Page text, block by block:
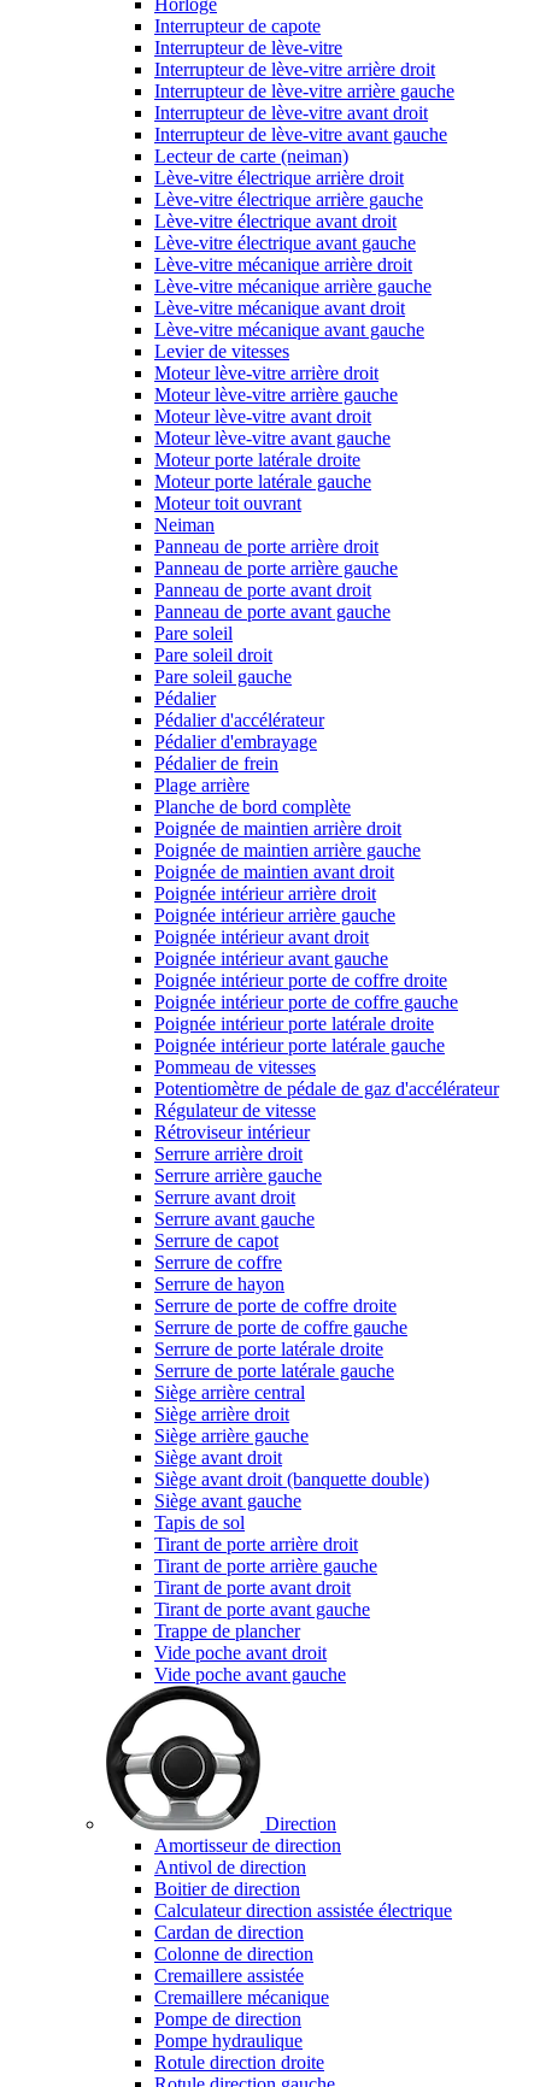
Horloge
Interrupteur de capote
Interrupteur de lève-vitre
Interrupteur de lève-vitre arrière droit
Interrupteur de lève-vitre arrière gauche
Interrupteur de lève-vitre avant droit
Interrupteur de lève-vitre avant gauche
Lecteur de carte (neiman)
Lève-vitre électrique arrière droit
Lève-vitre électrique arrière gauche
Lève-vitre électrique avant droit
Lève-vitre électrique avant gauche
Lève-vitre mécanique arrière droit
Lève-vitre mécanique arrière gauche
Lève-vitre mécanique avant droit
Lève-vitre mécanique avant gauche
Levier de vitesses
Moteur lève-vitre arrière droit
Moteur lève-vitre arrière gauche
Moteur lève-vitre avant droit
Moteur lève-vitre avant gauche
Moteur porte latérale droite
Moteur porte latérale gauche
Moteur toit ouvrant
Neiman
Panneau de porte arrière droit
Panneau de porte arrière gauche
Panneau de porte avant droit
Panneau de porte avant gauche
Pare soleil
Pare soleil droit
Pare soleil gauche
Pédalier
Pédalier d'accélérateur
Pédalier d'embrayage
Pédalier de frein
Plage arrière
Planche de bord complète
Poignée de maintien arrière droit
Poignée de maintien arrière gauche
Poignée de maintien avant droit
Poignée intérieur arrière droit
Poignée intérieur arrière gauche
Poignée intérieur avant droit
Poignée intérieur avant gauche
Poignée intérieur porte de coffre droite
Poignée intérieur porte de coffre gauche
Poignée intérieur porte latérale droite
Poignée intérieur porte latérale gauche
Pommeau de vitesses
Potentiomètre de pédale de gaz d'accélérateur
Régulateur de vitesse
Rétroviseur intérieur
Serrure arrière droit
Serrure arrière gauche
Serrure avant droit
Serrure avant gauche
Serrure de capot
Serrure de coffre
Serrure de hayon
Serrure de porte de coffre droite
Serrure de porte de coffre gauche
Serrure de porte latérale droite
Serrure de porte latérale gauche
Siège arrière central
Siège arrière droit
Siège arrière gauche
Siège avant droit
Siège avant droit (banquette double)
Siège avant gauche
Tapis de sol
Tirant de porte arrière droit
Tirant de porte arrière gauche
Tirant de porte avant droit
Tirant de porte avant gauche
Trappe de plancher
Vide poche avant droit
Vide poche avant gauche
Direction
Amortisseur de direction
Antivol de direction
Boitier de direction
Calculateur direction assistée électrique
Cardan de direction
Colonne de direction
Cremaillere assistée
Cremaillere mécanique
Pompe de direction
Pompe hydraulique
Rotule direction droite